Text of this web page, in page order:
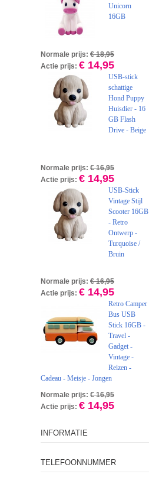
Unicorn
16GB
Normale prijs: € 18,95
Actie prijs: € 14,95
USB-stick
schattige
Hond Puppy
Huisdier - 16
GB Flash
Drive - Beige
Normale prijs: € 16,95
Actie prijs: € 14,95
USB-Stick
Vintage Stijl
Scooter 16GB
- Retro
Ontwerp -
Turquoise /
Bruin
Normale prijs: € 16,95
Actie prijs: € 14,95
Retro Camper
Bus USB
Stick 16GB -
Travel -
Gadget -
Vintage -
Reizen -
Cadeau - Meisje - Jongen
Normale prijs: € 16,95
Actie prijs: € 14,95
INFORMATIE
TELEFOONNUMMER